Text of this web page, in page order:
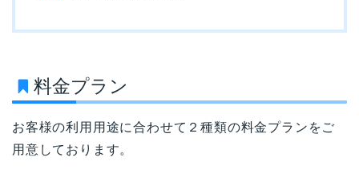
料金プラン
お客様の利用用途に合わせて２種類の料金プランをご
用意しております。